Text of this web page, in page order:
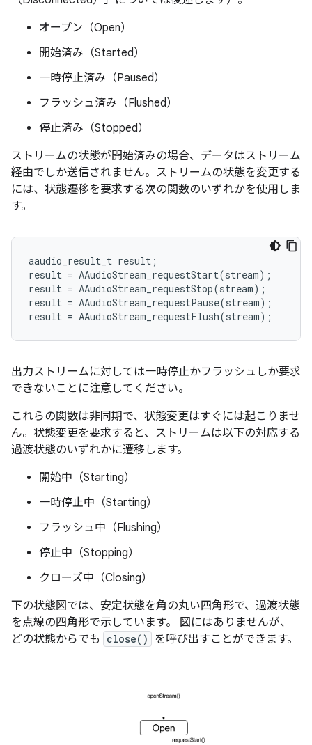
オープン（Open）
開始済み（Started）
一時停止済み（Paused）
フラッシュ済み（Flushed）
停止済み（Stopped）
ストリームの状態が開始済みの場合、データはストリーム
経由でしか送信されません。ストリームの状態を変更する
には、状態遷移を要求する次の関数のいずれかを使用しま
す。
aaudio_result_t result ;
result = AAudioStream_requestStart(stream);
result = AAudioStream_requestStop(stream);
result = AAudioStream_requestPause(stream);
result = AAudioStream_requestFlush(stream);
出力ストリームに対しては一時停止かフラッシュしか要求
できないことに注意してください。
これらの関数は非同期で、状態変更はすぐには起こりませ
ん。状態変更を要求すると、ストリームは以下の対応する
過渡状態のいずれかに遷移します。
開始中（Starting）
一時停止中（Starting）
フラッシュ中（Flushing）
停止中（Stopping）
クローズ中（Closing）
下の状態図では、安定状態を角の丸い四角形で、過渡状態
を点線の四角形で示しています。 図にはありませんが、
どの状態からでも
close() を呼び出すことができます。